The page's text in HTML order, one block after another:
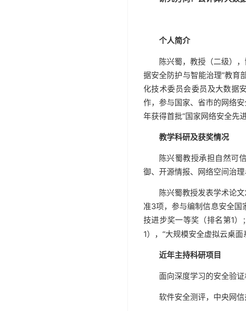
个人简介
陈兴蜀，教授（二级）
据安全防护与智能治理”教育
化技术委员会委员及大数据
作，参与国家、省市的网络
年获得首批“国家网络安全先
教学科研及获奖情况
陈兴蜀教授承担自然可
御、开源情报、网络空间治
陈兴蜀教授发表学术论
准3项，参与编制信息安全国
技进步奖一等奖（排名第1）
；
1），“大规模安全虚拟云桌
近年主持科研项目
面向深度学习的安全验
软件安全测评，中央网信